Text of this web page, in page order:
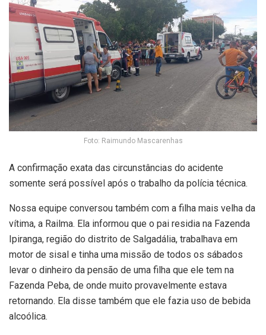
Foto: Raimundo Mascarenhas
A confirmação exata das circunstâncias do acidente
somente será possível após o trabalho da polícia técnica.
Nossa equipe conversou também com a filha mais velha da
vítima, a Railma. Ela informou que o pai residia na Fazenda
Ipiranga, região do distrito de Salgadália, trabalhava em
motor de sisal e tinha uma missão de todos os sábados
levar o dinheiro da pensão de uma filha que ele tem na
Fazenda Peba, de onde muito provavelmente estava
retornando. Ela disse também que ele fazia uso de bebida
alcoólica.